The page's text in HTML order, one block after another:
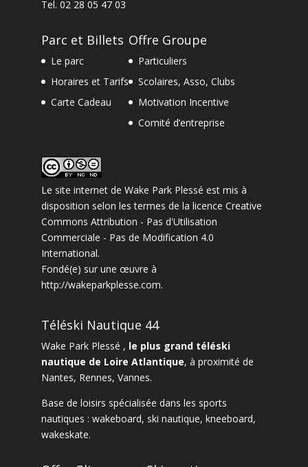
Tel. 02 28 05 47 03
Parc et Billets
Le parc
Horaires et Tarifs
Carte Cadeau
Offre Groupe
Particuliers
Scolaires, Asso, Clubs
Motivation Incentive
Comité d’entreprise
Le site internetde Wake Park Plessé est mis à
disposition selon les termes de la licence Creative
Commons Attribution - Pas d'Utilisation
Commerciale - Pas de Modification 4.0
International.
Fondé(e) sur une œuvre à
http://wakeparkplesse.com.
Téléski Nautique 44
Wake Park Plessé , le plus grand téléski
nautique de Loire Atlantique, à proximité de
Nantes, Rennes, Vannes.
Base de loisirs spécialisée dans les sports
nautiques : wakeboard, ski nautique, kneeboard,
wakeskate.